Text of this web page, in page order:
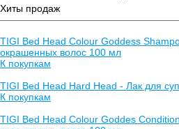
Хиты продаж
TIGI Bed Head Colour Goddess
окрашенных волос 100 мл
К покупкам
TIGI Bed Head Hard Head - Лак для
К покупкам
TIGI Bed Head Colour Goddes